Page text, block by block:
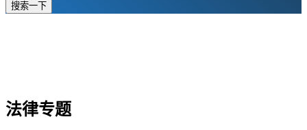
搜索一下
法律专题